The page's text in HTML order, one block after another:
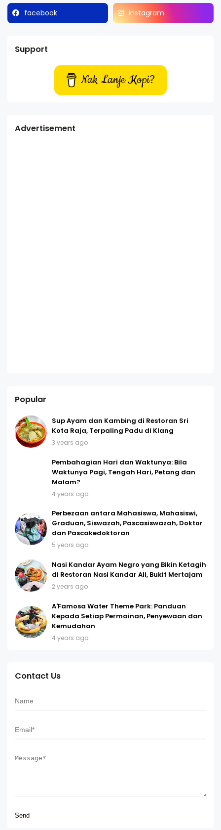
facebook instagram
Support
Nak Lanje Kopi?
Advertisement
Popular
Sup Ayam dan Kambing di Restoran Sri
Kota Raja, Terpaling Padu di Klang
3 years ago
Pembahagian Hari dan Waktunya: Bila
Waktunya Pagi, Tengah Hari, Petang dan
Malam?
4 years ago
Perbezaan antara Mahasiswa, Mahasiswi,
Graduan, Siswazah, Pascasiswazah, Doktor
dan Pascakedoktoran
5 years ago
Nasi Kandar Ayam Negro yang Bikin Ketagih
di Restoran Nasi Kandar Ali, Bukit Mertajam
2 years ago
A'Famosa Water Theme Park: Panduan
Kepada Setiap Permainan, Penyewaan dan
Kemudahan
4 years ago
Contact Us